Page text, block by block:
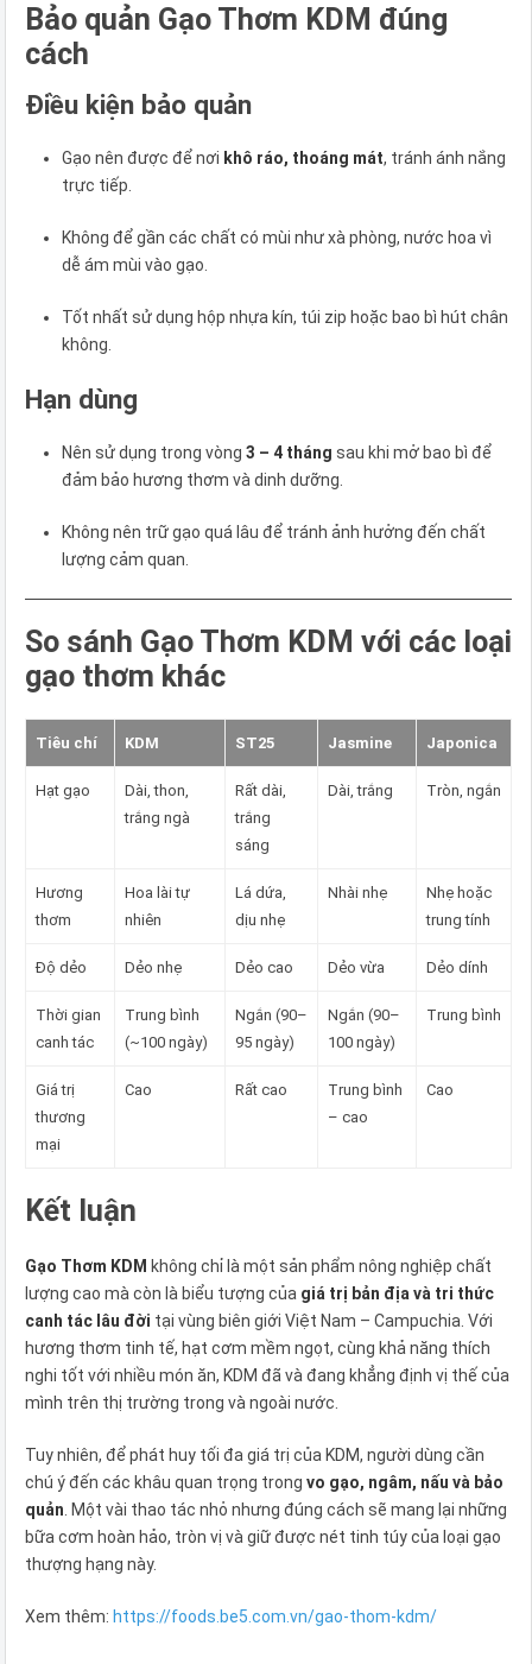
Bảo quản Gạo Thơm KDM đúng
cách
Điều kiện bảo quản
Gạo nên được để nơi khô ráo, thoáng mát, tránh ánh nắng
trực tiếp.
Không để gần các chất có mùi như xà phòng, nước hoa vì
dễ ám mùi vào gạo.
Tốt nhất sử dụng hộp nhựa kín, túi zip hoặc bao bì hút chân
không.
Hạn dùng
Nên sử dụng trong vòng 3 – 4 tháng sau khi mở bao bì để
đảm bảo hương thơm và dinh dưỡng.
Không nên trữ gạo quá lâu để tránh ảnh hưởng đến chất
lượng cảm quan.
So sánh Gạo Thơm KDM với các loại
gạo thơm khác
Tiêu chí KDM ST25 Jasmine Japonica
Hạt gạo
Dài, thon,
trắng ngà
Rất dài,
trắng
sáng
Dài, trắng Tròn, ngắn
Hương
thơm
Hoa lài tự
nhiên
Lá dứa,
dịu nhẹ
Nhài nhẹ
Nhẹ hoặc
trung tính
Độ dẻo Dẻo nhẹ Dẻo cao Dẻo vừa Dẻo dính
Thời gian
canh tác
Trung bình
(~100 ngày)
Ngắn (90–
95 ngày)
Ngắn (90–
100 ngày)
Trung bình
Giá trị
thương
mại
Cao Rất cao
Trung bình
– cao
Cao
Kết luận
Gạo Thơm KDM không chỉ là một sản phẩm nông nghiệp chất
lượng cao mà còn là biểu tượng của giá trị bản địa và tri thức
canh tác lâu đời tại vùng biên giới Việt Nam – Campuchia. Với
hương thơm tinh tế, hạt cơm mềm ngọt, cùng khả năng thích
nghi tốt với nhiều món ăn, KDM đã và đang khẳng định vị thế của
mình trên thị trường trong và ngoài nước.
Tuy nhiên, để phát huy tối đa giá trị của KDM, người dùng cần
chú ý đến các khâu quan trọng trong vo gạo, ngâm, nấu và bảo
quản . Một vài thao tác nhỏ nhưng đúng cách sẽ mang lại những
bữa cơm hoàn hảo, tròn vị và giữ được nét tinh túy của loại gạo
thượng hạng này.
Xem thêm: https://foods.be5.com.vn/gao-thom-kdm/